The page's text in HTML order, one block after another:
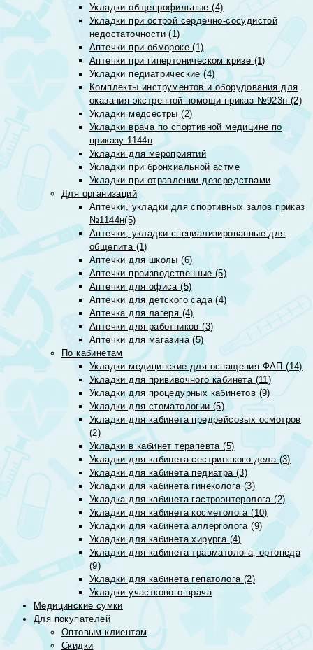
Укладки общепрофильные (4)
Укладки при острой сердечно-сосудистой
недостаточности (1)
Аптечки при обмороке (1)
Аптечки при гипертоническом кризе (1)
Укладки педиатрические (4)
Комплекты инструментов и оборудования для
оказания экстренной помощи приказ №923н (2)
Укладки медсестры (2)
Укладки врача по спортивной медицине по
приказу 1144н
Укладки для мероприятий
Укладки при бронхиальной астме
Укладки при отравлении дезсредствами
Для организаций
Аптечки, укладки для спортивных залов приказ
№1144н(5)
Аптечки, укладки специализированные для
общепита (1)
Аптечки для школы (6)
Аптечки производственные (5)
Аптечки для офиса (5)
Аптечки для детского сада (4)
Аптечка для лагеря (4)
Аптечки для работников (3)
Аптечки для магазина (5)
По кабинетам
Укладки медицинские для оснащения ФАП (14)
Укладки для прививочного кабинета (11)
Укладки для процедурных кабинетов (9)
Укладки для стоматологии (5)
Укладки для кабинета предрейсовых осмотров
(2)
Укладки в кабинет терапевта (5)
Укладки для кабинета сестринского дела (3)
Укладки для кабинета педиатра (3)
Укладки для кабинета гинеколога (3)
Укладка для кабинета гастроэнтеролога (2)
Укладки для кабинета косметолога (10)
Укладки для кабинета аллерголога (9)
Укладки для кабинета хирурга (4)
Укладки для кабинета травматолога, ортопеда
(9)
Укладки для кабинета гепатолога (2)
Укладки участкового врача
Медицинские сумки
Для покупателей
Оптовым клиентам
Скидки